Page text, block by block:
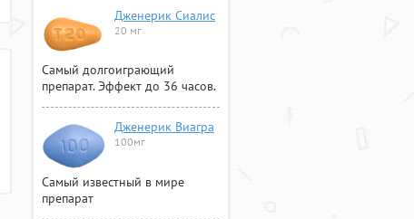
Дженерик Сиалис
20 мг
Самый долгоиграющий
препарат. Эффект до 36 часов.
Дженерик Виагра
100мг
Самый известный в мире
препарат